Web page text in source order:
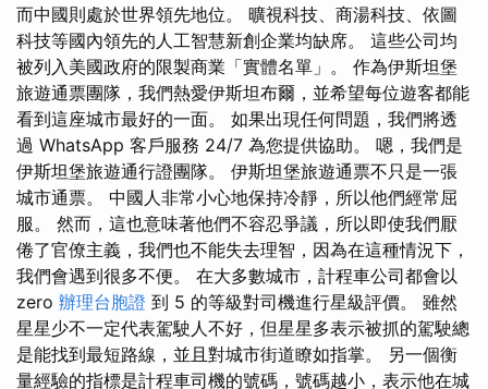
而中國則處於世界領先地位。 曠視科技、商湯科技、依圖
科技等國內領先的人工智慧新創企業均缺席。 這些公司均
被列入美國政府的限製商業「實體名單」。 作為伊斯坦堡
旅遊通票團隊，我們熱愛伊斯坦布爾，並希望每位遊客都能
看到這座城市最好的一面。 如果出現任何問題，我們將透
過 WhatsApp 客戶服務 24/7 為您提供協助。 嗯，我們是
伊斯坦堡旅遊通行證團隊。 伊斯坦堡旅遊通票不只是一張
城市通票。 中國人非常小心地保持冷靜，所以他們經常屈
服。 然而，這也意味著他們不容忍爭議，所以即使我們厭
倦了官僚主義，我們也不能失去理智，因為在這種情況下，
我們會遇到很多不便。 在大多數城市，計程車公司都會以
zero 辦理台胞證 到 5 的等級對司機進行星級評價。 雖然
星星少不一定代表駕駛人不好，但星星多表示被抓的駕駛總
是能找到最短路線，並且對城市街道瞭如指掌。 另一個衡
量經驗的指標是計程車司機的號碼，號碼越小，表示他在城